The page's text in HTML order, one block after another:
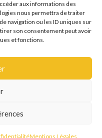
aux informations des
nous permettra de traiter
navigation ou les ID uniques sur
son consentement peut avoir
et fonctions.
Mentions Légales
OCTAVE
Politique de confidentialité
Politique de cookies